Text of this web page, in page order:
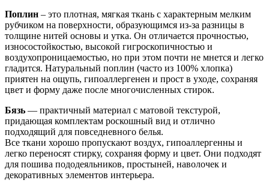
Поплин – это плотная, мягкая ткань с характерным мелким
рубчиком на поверхности, образующимся из-за разницы в
толщине нитей основы и утка. Он отличается прочностью,
износостойкостью, высокой гигроскопичностью и
воздухопроницаемостью, но при этом почти не мнется и легко
гладится. Натуральный поплин (часто из 100% хлопка)
приятен на ощупь, гипоаллергенен и прост в уходе, сохраняя
цвет и форму даже после многочисленных стирок.
Бязь — практичный материал с матовой текстурой,
придающая комплектам роскошный вид и отлично
подходящий для повседневного белья.
Все ткани хорошо пропускают воздух, гипоаллергенны и
легко переносят стирку, сохраняя форму и цвет. Они подходят
для пошива пододеяльников, простыней, наволочек и
декоративных элементов интерьера.